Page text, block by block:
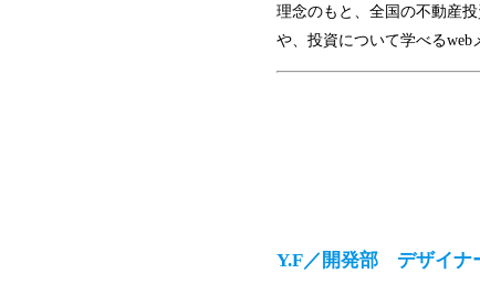
理念のもと、全国の不動産
や、投資について学べるweb
Y.F／開発部 デザイナ